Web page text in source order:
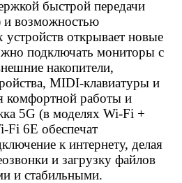
быстрой передачи
и возможностью
открывает новые
подключать мониторы с
накопители,
MIDI-клавиатуры и
комфортной работы и
5G (в моделях Wi-Fi +
6E обеспечат
к интернету, делая
и загрузку файлов
и стабильными.